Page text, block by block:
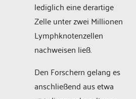
lediglich eine derartige
Zelle unter zwei Millionen
Lymphknotenzellen
nachweisen ließ.
Den Forschern gelang es
anschließend aus etwa